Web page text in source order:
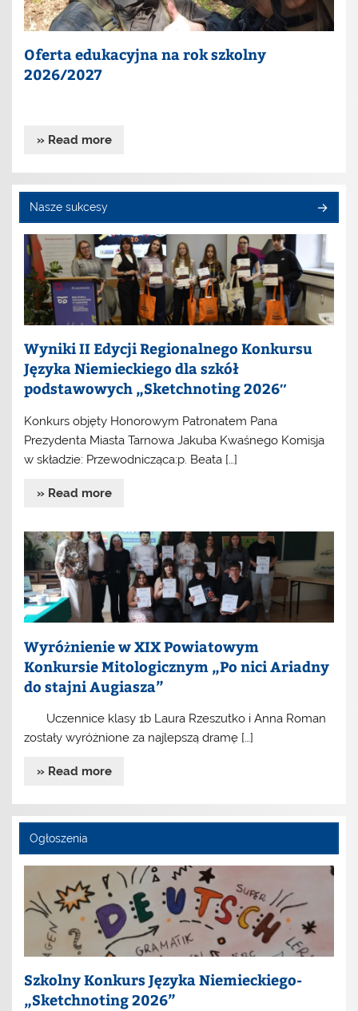
Oferta edukacyjna na rok szkolny
2026/2027
» Read more
Nasze sukcesy
Wyniki II Edycji Regionalnego Konkursu
Języka Niemieckiego dla szkół
podstawowych „Sketchnoting 2026″
Konkurs objęty Honorowym Patronatem Pana
Prezydenta Miasta Tarnowa Jakuba Kwaśnego Komisja
w składzie: Przewodnicząca:p. Beata […]
» Read more
Wyróżnienie w XIX Powiatowym
Konkursie Mitologicznym „Po nici Ariadny
do stajni Augiasza”
Uczennice klasy 1b Laura Rzeszutko i Anna Roman
zostały wyróżnione za najlepszą dramę […]
» Read more
Ogłoszenia
Szkolny Konkurs Języka Niemieckiego-
„Sketchnoting 2026”